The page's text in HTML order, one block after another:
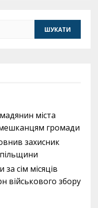
міста
громади
захисник
сім місяців
військового збору